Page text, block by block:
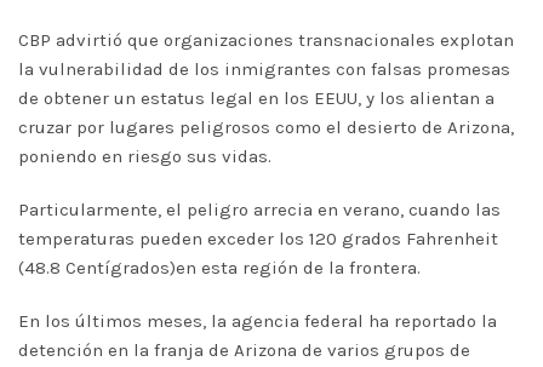
CBP advirtió que organizaciones transnacionales explotan
la vulnerabilidad de los inmigrantes con falsas promesas
de obtener un estatus legal en los EEUU, y los alientan a
cruzar por lugares peligrosos como el desierto de Arizona,
poniendo en riesgo sus vidas.
Particularmente, el peligro arrecia en verano, cuando las
temperaturas pueden exceder los 120 grados Fahrenheit
(48.8 Centígrados)en esta región de la frontera.
En los últimos meses, la agencia federal ha reportado la
detención en la franja de Arizona de varios grupos de